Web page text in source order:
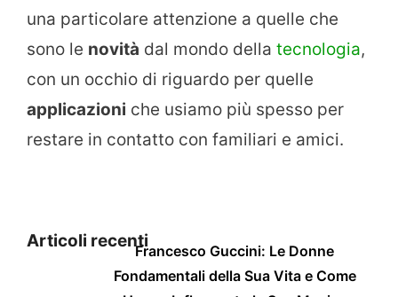
una particolare attenzione a quelle che
sono le novità dal mondo della tecnologia,
con un occhio di riguardo per quelle
applicazioni che usiamo più spesso per
restare in contatto con familiari e amici.
Articoli recentiFrancesco Guccini: Le Donne
Fondamentali della Sua Vita e Come